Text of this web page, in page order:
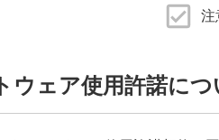
ムウェア更新]内の「ファームウ
ウェア使用許諾につ